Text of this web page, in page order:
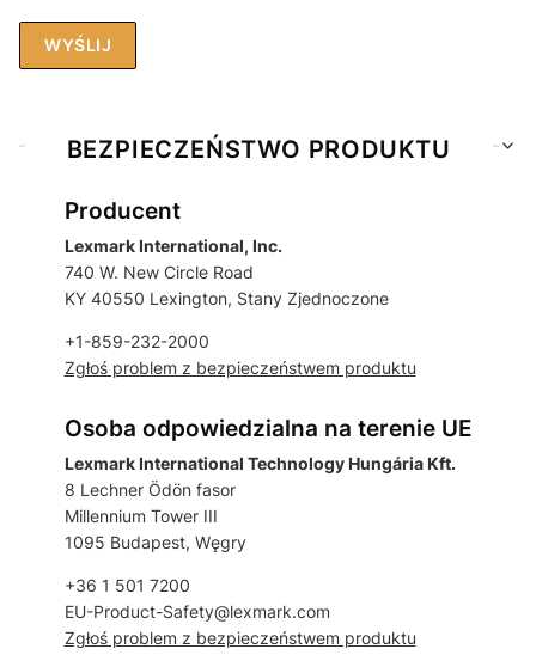
WYŚLIJ
BEZPIECZEŃSTWO PRODUKTU
Producent
Lexmark International, Inc.
740 W. New Circle Road
KY 40550 Lexington, Stany Zjednoczone
+1-859-232-2000
Zgłoś problem z bezpieczeństwem produktu
Osoba odpowiedzialna na terenie UE
Lexmark International Technology Hungária Kft.
8 Lechner Ödön fasor
Millennium Tower III
1095 Budapest, Węgry
+36 1 501 7200
EU-Product-Safety@lexmark.com
Zgłoś problem z bezpieczeństwem produktu